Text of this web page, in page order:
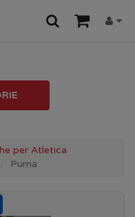
per Atletica
Puma